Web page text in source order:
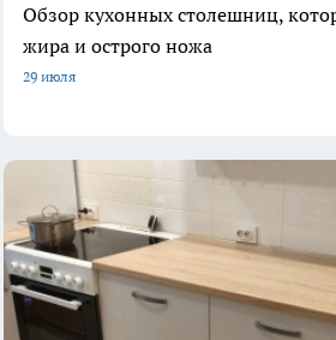
Обзор кухонных столешниц,
жира и острого ножа
29 июля